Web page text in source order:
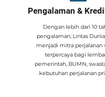
Pengalaman &
​Dengan lebih dari 10
pengalaman, Lintas
menjadi mitra perjalanan
terpercaya bagi
pemerintah, BUMN,
kebutuhan perjalanan